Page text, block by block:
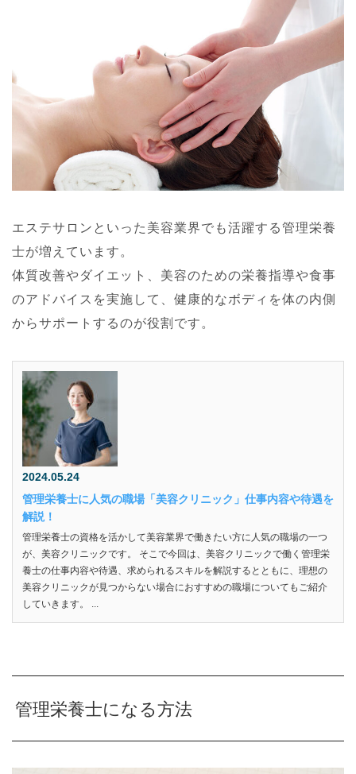
エステサロンといった美容業界でも活躍する管理栄養
士が増えています。
体質改善やダイエット、美容のための栄養指導や食事
のアドバイスを実施して、健康的なボディを体の内側
からサポートするのが役割です。
2024.05.24
管理栄養士に人気の職場「美容クリニック」仕事内容や待遇を
解説！
管理栄養士の資格を活かして美容業界で働きたい方に人気の職場の一つ
が、美容クリニックです。 そこで今回は、美容クリニックで働く管理栄
養士の仕事内容や待遇、求められるスキルを解説するとともに、理想の
美容クリニックが見つからない場合におすすめの職場についてもご紹介
していきます。 ...
管理栄養士になる方法